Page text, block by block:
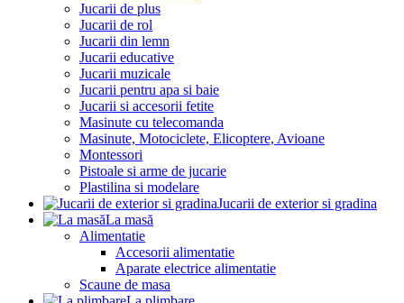
Jucarii de plus
Jucarii de rol
Jucarii din lemn
Jucarii educative
Jucarii muzicale
Jucarii pentru apa si baie
Jucarii si accesorii fetite
Masinute cu telecomanda
Masinute, Motociclete, Elicoptere, Avioane
Montessori
Pistoale si arme de jucarie
Plastilina si modelare
Jucarii de exterior si gradina
La masă
Alimentatie
Accesorii alimentatie
Aparate electrice alimentatie
Scaune de masa